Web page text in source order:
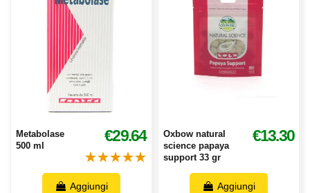
Metabolase
500 ml
€29.64
Aggiungi
Oxbow natural
science papaya
support 33 gr
€13.30
Aggiungi